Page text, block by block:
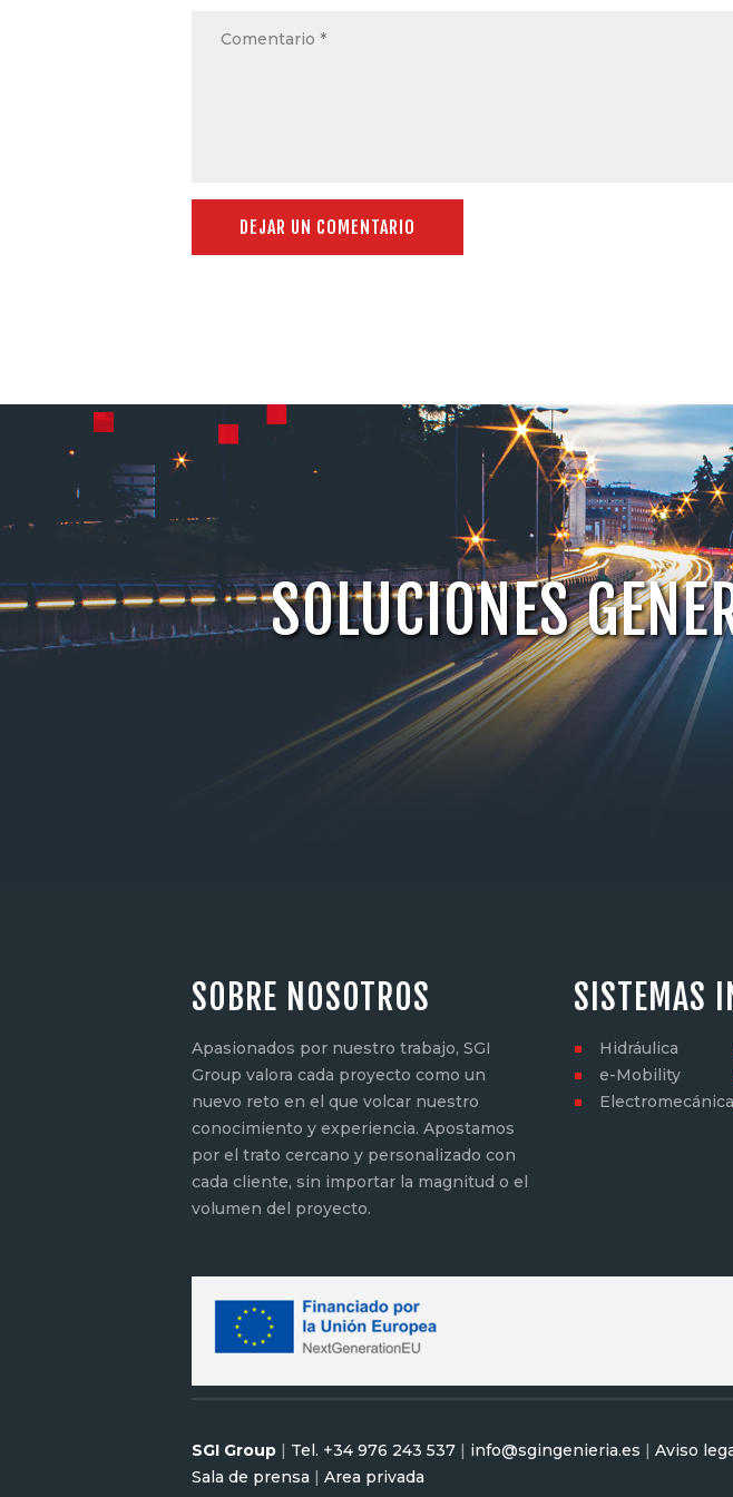
SOLUCIONES
SOBRE NOSOTROS
Apasionados por nuestro trabajo, SGI
Group valora cada proyecto como un
nuevo reto en el que volcar nuestro
conocimiento y experiencia. Apostamos
por el trato cercano y personalizado con
cada cliente, sin importar la magnitud o el
volumen del proyecto.
SISTEMAS
Hidráulica
e-Mobility
Electromecánica
SGI Group | Tel. +34 976 243 537 | info@sgingenieria.es | Aviso
Sala de prensa | Area privada